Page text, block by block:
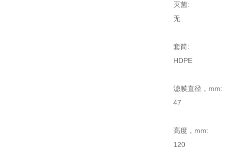
灭菌:
无
套筒:
HDPE
滤膜直径，mm:
47
高度，mm:
120